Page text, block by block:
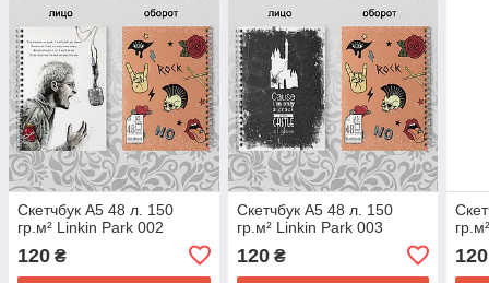
Скетчбук А5 48 л. 150
гр.м² Linkin Park 002
120 ₴
Скетчбук А5 48 л. 150
гр.м² Linkin Park 003
120₴ 120